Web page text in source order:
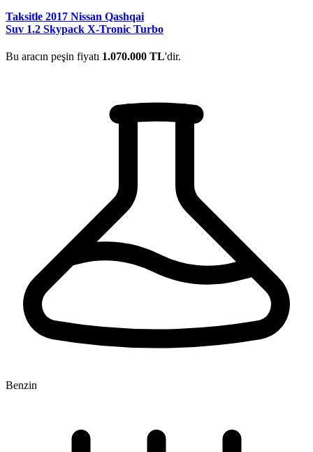
Taksitle 2017 Nissan Qashqai
Suv 1.2 Skypack X-Tronic Turbo
Bu aracın peşin fiyatı 1.070.000 TL'dir.
Benzin